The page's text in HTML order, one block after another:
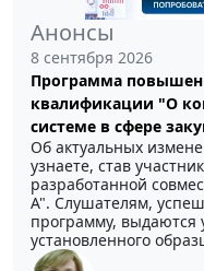
Анонсы
8 сентября 2026
Программа
квалификации "О
системе в сфере
Об актуальных
узнаете, став
разработанной
А". Слушателям,
программу, выдаются
установленного